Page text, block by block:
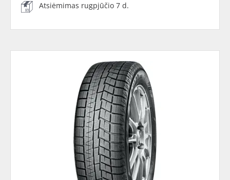
Atsiėmimas rugpjūčio 7 d.